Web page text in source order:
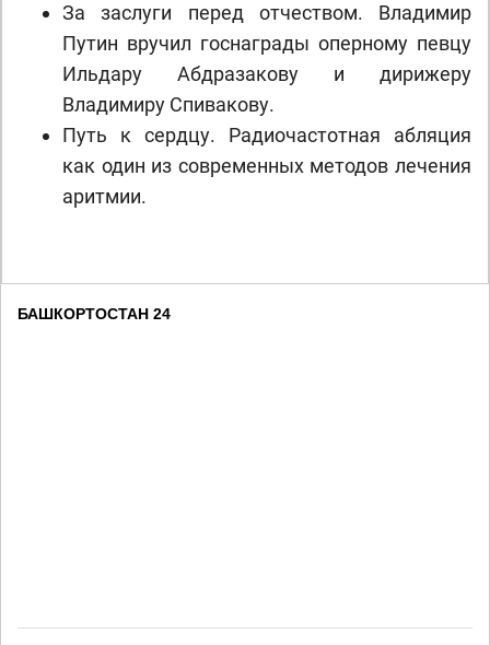
За заслуги перед отчеством. Владимир
Путин вручил госнаграды оперному певцу
Ильдару Абдразакову и дирижеру
Владимиру Спивакову.
Путь к сердцу. Радиочастотная абляция
как один из современных методов лечения
аритмии.
БАШКОРТОСТАН 24